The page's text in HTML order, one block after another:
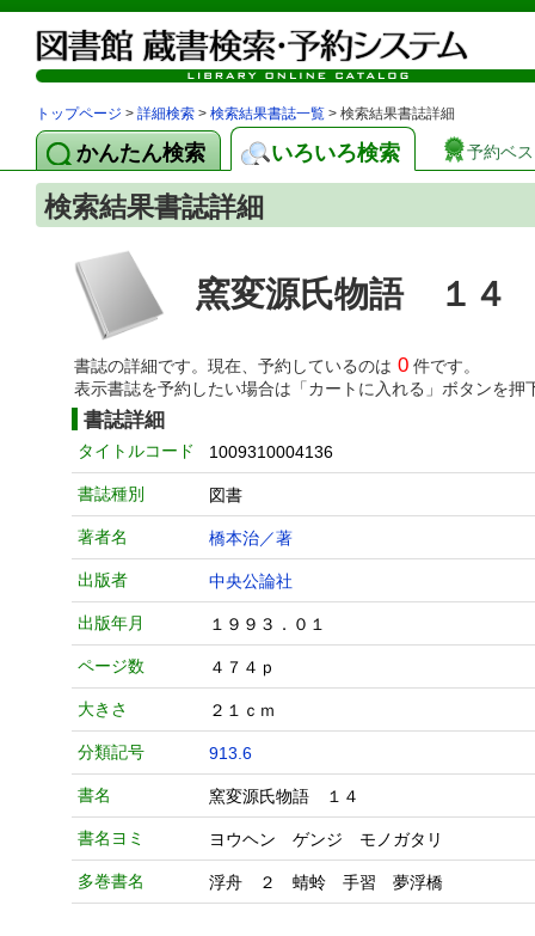
トップページ > 詳細検索 > 検索結果書誌一覧 > 検索結果書誌詳細
かんたん検索 いろいろ検索 予約ベ
検索結果書誌詳細
窯変源氏物語 １４
書誌の詳細です。現在、予約しているのは 0 件です。
表示書誌を予約したい場合は「カートに入れる」ボタンを押
書誌詳細
タイトルコード 1009310004136
書誌種別 図書
著者名 橋本治／著
出版者 中央公論社
出版年月 １９９３．０１
ページ数 ４７４ｐ
大きさ ２１ｃｍ
分類記号 913.6
書名 窯変源氏物語 １４
書名ヨミ ヨウヘン ゲンジ モノガタリ
多巻書名 浮舟 ２ 蜻蛉 手習 夢浮橋